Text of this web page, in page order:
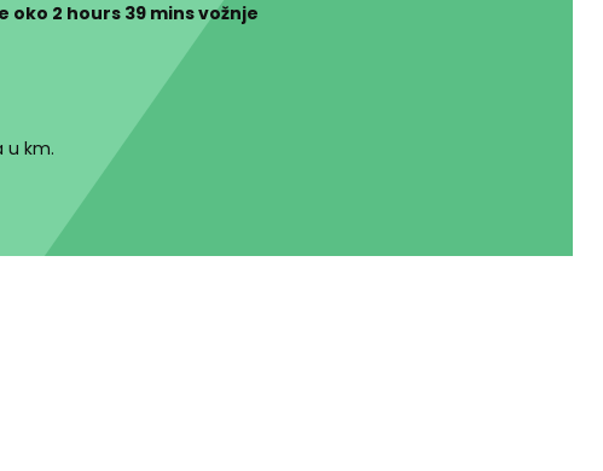
oko 2 hours 39 minsvožnje
u km.